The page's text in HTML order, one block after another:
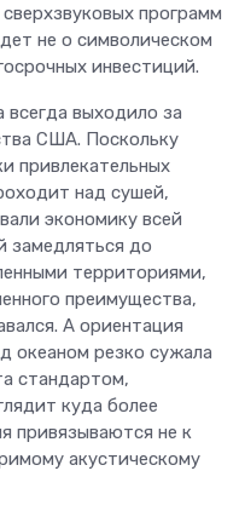
программ
не о символическом
инвестиций.
всегда выходило за
США. Поскольку
привлекательных
над сушей,
экономику всей
замедляться до
территориями,
преимущества,
А ориентация
океаном резко сужала
стандартом,
куда более
привязываются не к
акустическому